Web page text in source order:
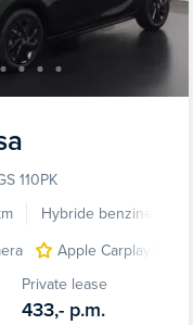
Emergency
110PK
Hybride benzine
Apple Carplay/
Private lease
433,- p.m.